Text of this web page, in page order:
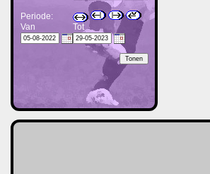
Periode:
Van
Tot